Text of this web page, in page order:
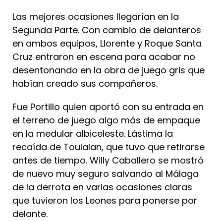
Las mejores ocasiones llegarían en la
Segunda Parte. Con cambio de delanteros
en ambos equipos, Llorente y Roque Santa
Cruz entraron en escena para acabar no
desentonando en la obra de juego gris que
habían creado sus compañeros.
Fue Portillo quien aportó con su entrada en
el terreno de juego algo más de empaque
en la medular albiceleste. Lástima la
recaída de Toulalan, que tuvo que retirarse
antes de tiempo. Willy Caballero se mostró
de nuevo muy seguro salvando al Málaga
de la derrota en varias ocasiones claras
que tuvieron los Leones para ponerse por
delante.